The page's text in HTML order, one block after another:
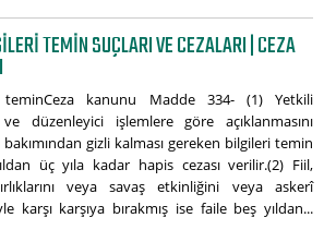
TEMIN SUÇLARI VE CEZALARI | CEZA
teminCeza kanunu Madde 334- (1) Yetkili
düzenleyici işlemlere göre açıklanmasını
bakımından gizli kalması gereken bilgileri temin
üç yıla kadar hapis cezası verilir.(2) Fiil,
veya savaş etkinliğini veya askerî
karşı karşıya bırakmış ise faile beş yıldan...